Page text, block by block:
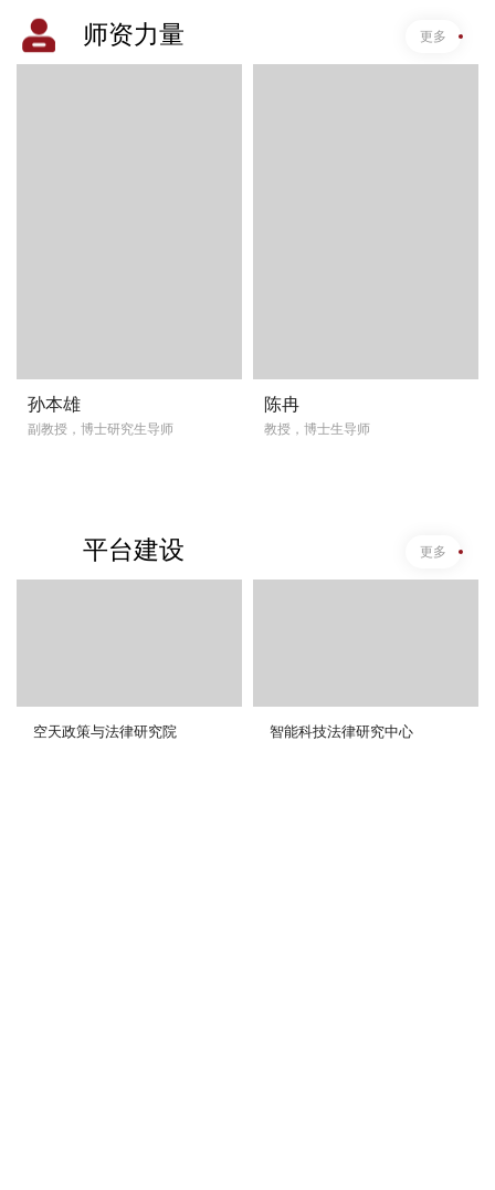
师资力量 更多
孙本雄
副教授，博士研究生导师
陈冉
教授，博士生导师
平台建设 更多
空天政策与法律研究院 智能科技法律研究中心